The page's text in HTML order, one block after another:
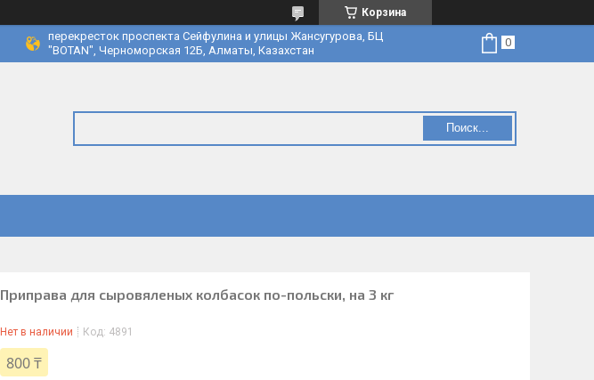
Корзина
перекресток проспекта Сейфулина и улицы Жансугурова, БЦ
"BOTAN", Черноморская 12Б, Алматы, Казахстан
Поиск...
Приправа для сыровяленых колбасок по-польски, на 3 кг
Нет в наличии Код: 4891
800 ₸